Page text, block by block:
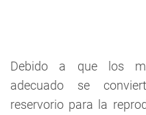
Debido a que los
adecuado se
reservorio para la